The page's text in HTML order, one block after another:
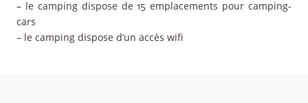
– le camping dispose de 15 emplacements pour camping-
cars
– le camping dispose d’un accès wifi